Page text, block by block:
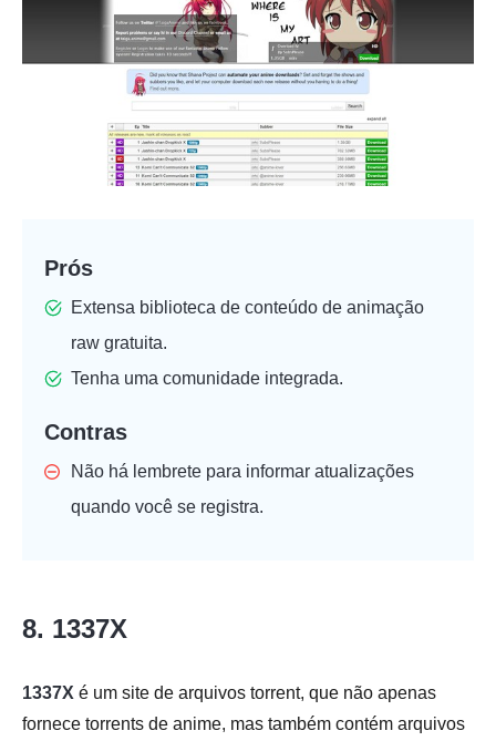
Prós
Extensa biblioteca de conteúdo de animação
raw gratuita.
Tenha uma comunidade integrada.
Contras
Não há lembrete para informar atualizações
quando você se registra.
8. 1337X
1337X é um site de arquivos torrent, que não apenas
fornece torrents de anime, mas também contém arquivos